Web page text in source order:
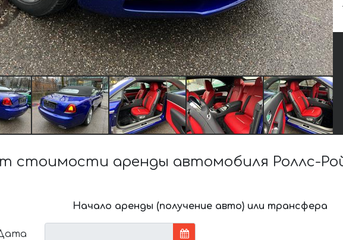
стоимости аренды автомобиля Роллс-
Начало аренды (получение авто) или трансфера